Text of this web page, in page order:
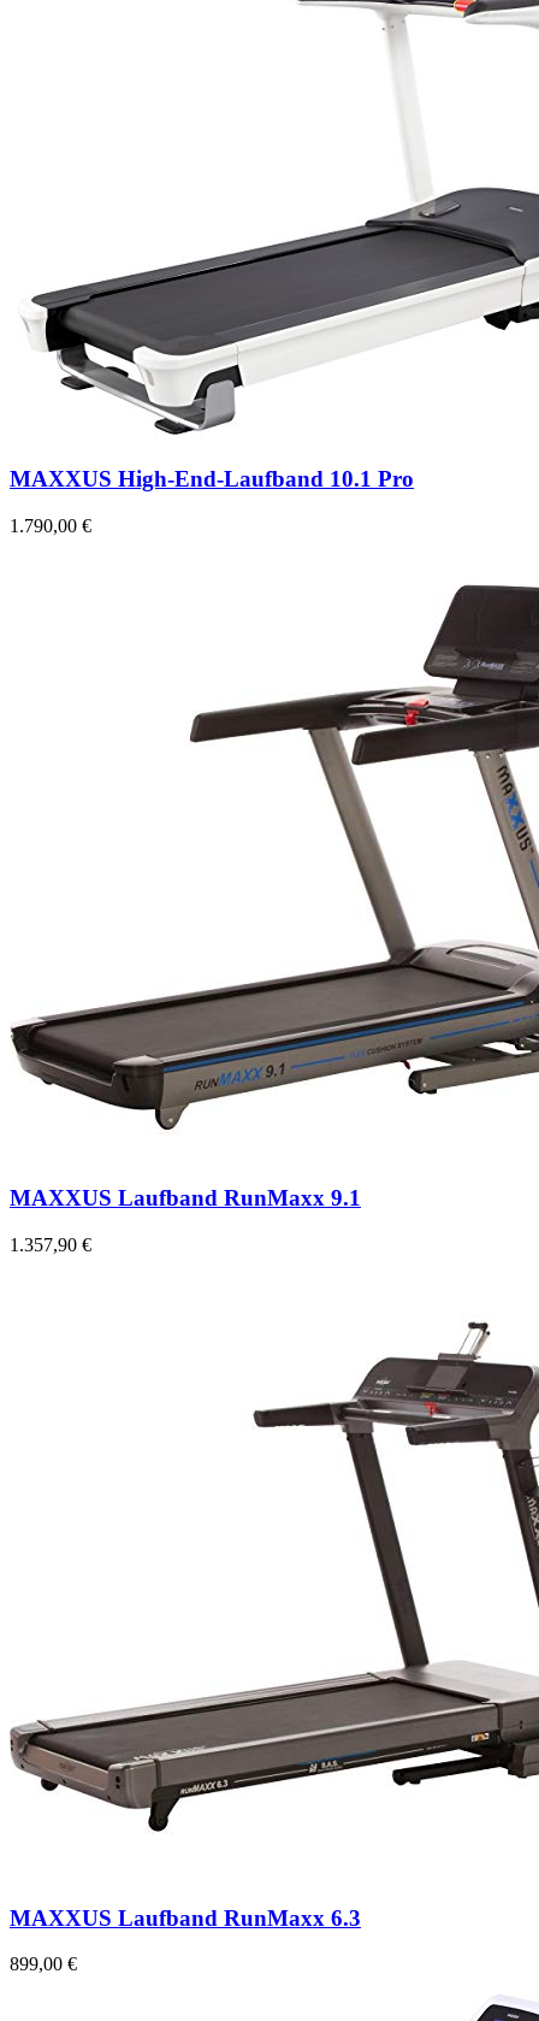
MAXXUS High-End-Laufband 10.1 Pro
1.790,00 €
MAXXUS Laufband RunMaxx 9.1
1.357,90 €
MAXXUS Laufband RunMaxx 6.3
899,00 €